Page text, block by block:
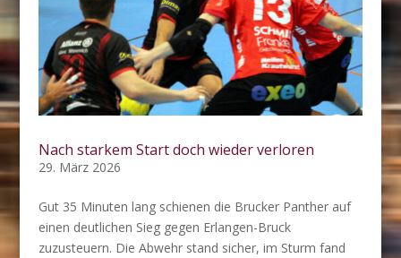
Nach starkem Start doch wieder verloren
29. März 2026
Gut 35 Minuten lang schienen die Brucker Panther auf
einen deutlichen Sieg gegen Erlangen-Bruck
zuzusteuern. Die Abwehr stand sicher, im Sturm fand